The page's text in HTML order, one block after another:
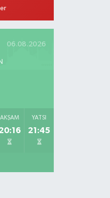
06.08.2026
AKŞAM YATSI
21:45